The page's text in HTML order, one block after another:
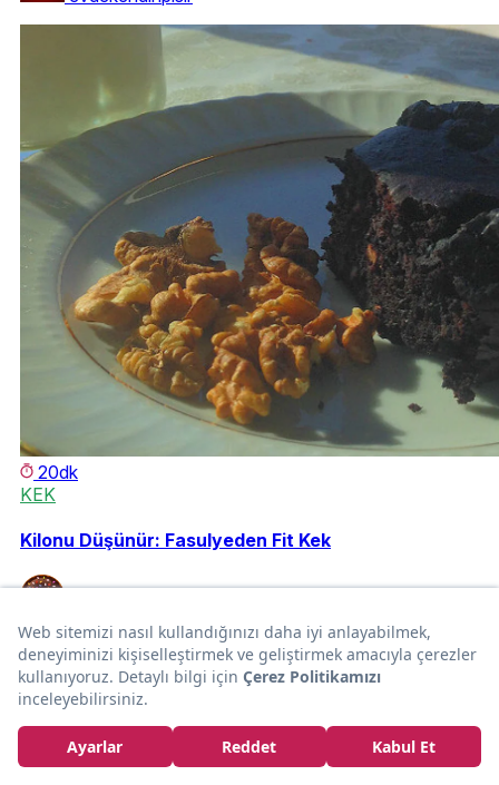
20dk
KEK
Kilonu Düşünür: Fasulyeden Fit Kek